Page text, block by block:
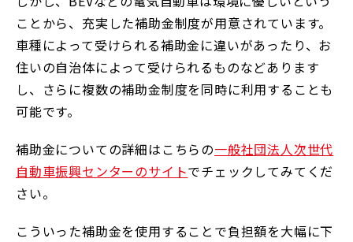
ことから、充実した補助金制度が用意されています。
車種によって受けられる補助金に違いがあったり、お
住いの自治体によって受けられるものなどあります
し、さらに複数の補助金制度を同時に利用することも
可能です。
補助金についての詳細はこちらの一般社団法人次世代
自動車振興センターのサイトでチェックしてみてくだ
さい。
こういった補助金を使用することで負担額を大幅に下